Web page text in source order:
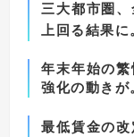
三大都市圏
上回る結果に
年末年始の
強化の動きが
最低賃金の